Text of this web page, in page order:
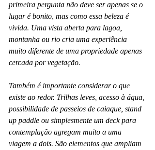
primeira pergunta não deve ser apenas se o
lugar é bonito, mas como essa beleza é
vivida. Uma vista aberta para lagoa,
montanha ou rio cria uma experiência
muito diferente de uma propriedade apenas
cercada por vegetação.
Também é importante considerar o que
existe ao redor. Trilhas leves, acesso à água,
possibilidade de passeios de caiaque, stand
up paddle ou simplesmente um deck para
contemplação agregam muito a uma
viagem a dois. São elementos que ampliam